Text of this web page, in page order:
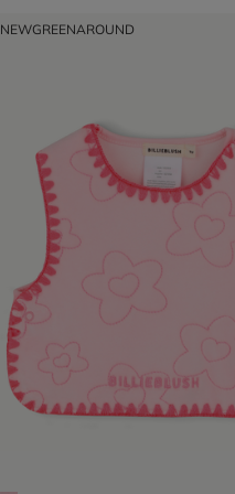
NEWGREENAROUND